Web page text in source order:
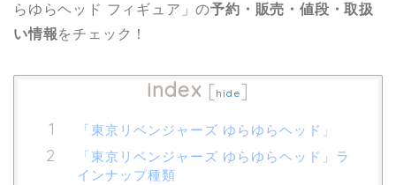
らゆらヘッド フィギュア」の予約・販売・値段・取扱
い情報をチェック！
index [hide]
「東京リベンジャーズ ゆらゆらヘッド」
「東京リベンジャーズ ゆらゆらヘッド」ラ
インナップ種類